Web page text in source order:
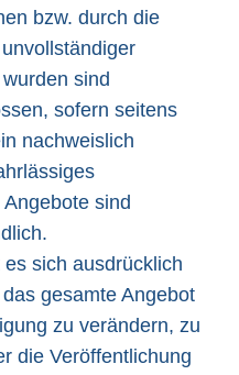
bzw. durch die
sind
sofern seitens
nachweislich
sind
sich ausdrücklich
gesamte Angebot
zu verändern, zu
die Veröffentlichung